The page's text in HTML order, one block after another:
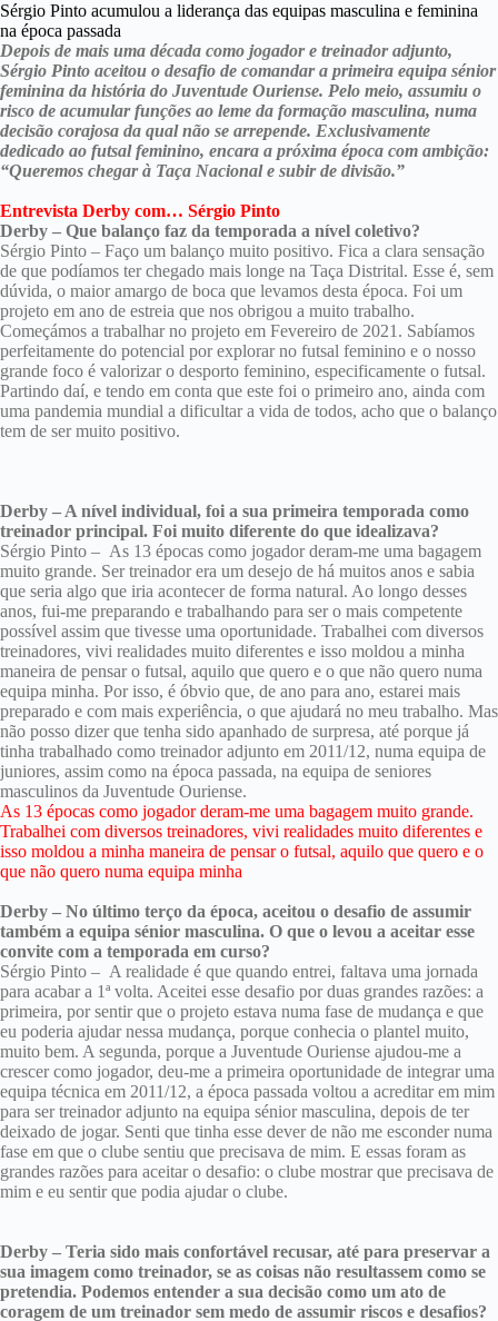
Sérgio Pinto acumulou a liderança das equipas masculina e feminina
na época passada
Depois de mais uma década como jogador e treinador adjunto,
Sérgio Pinto aceitou o desafio de comandar a primeira equipa sénior
feminina da história do Juventude Ouriense. Pelo meio, assumiu o
risco de acumular funções ao leme da formação masculina, numa
decisão corajosa da qual não se arrepende. Exclusivamente
dedicado ao futsal feminino, encara a próxima época com ambição:
“Queremos chegar à Taça Nacional e subir de divisão.”
Entrevista Derby com… Sérgio Pinto
Derby – Que balanço faz da temporada a nível coletivo?
Sérgio Pinto – Faço um balanço muito positivo. Fica a clara sensação
de que podíamos ter chegado mais longe na Taça Distrital. Esse é, sem
dúvida, o maior amargo de boca que levamos desta época. Foi um
projeto em ano de estreia que nos obrigou a muito trabalho.
Começámos a trabalhar no projeto em Fevereiro de 2021. Sabíamos
perfeitamente do potencial por explorar no futsal feminino e o nosso
grande foco é valorizar o desporto feminino, especificamente o futsal.
Partindo daí, e tendo em conta que este foi o primeiro ano, ainda com
uma pandemia mundial a dificultar a vida de todos, acho que o balanço
tem de ser muito positivo.
Derby – A nível individual, foi a sua primeira temporada como
treinador principal. Foi muito diferente do que idealizava?
Sérgio Pinto – As 13 épocas como jogador deram-me uma bagagem
muito grande. Ser treinador era um desejo de há muitos anos e sabia
que seria algo que iria acontecer de forma natural. Ao longo desses
anos, fui-me preparando e trabalhando para ser o mais competente
possível assim que tivesse uma oportunidade. Trabalhei com diversos
treinadores, vivi realidades muito diferentes e isso moldou a minha
maneira de pensar o futsal, aquilo que quero e o que não quero numa
equipa minha. Por isso, é óbvio que, de ano para ano, estarei mais
preparado e com mais experiência, o que ajudará no meu trabalho. Mas
não posso dizer que tenha sido apanhado de surpresa, até porque já
tinha trabalhado como treinador adjunto em 2011/12, numa equipa de
juniores, assim como na época passada, na equipa de seniores
masculinos da Juventude Ouriense.
As 13 épocas como jogador deram-me uma bagagem muito grande.
Trabalhei com diversos treinadores, vivi realidades muito diferentes e
isso moldou a minha maneira de pensar o futsal, aquilo que quero e o
que não quero numa equipa minha
Derby – No último terço da época, aceitou o desafio de assumir
também a equipa sénior masculina. O que o levou a aceitar esse
convite com a temporada em curso?
Sérgio Pinto – A realidade é que quando entrei, faltava uma jornada
para acabar a 1ª volta. Aceitei esse desafio por duas grandes razões: a
primeira, por sentir que o projeto estava numa fase de mudança e que
eu poderia ajudar nessa mudança, porque conhecia o plantel muito,
muito bem. A segunda, porque a Juventude Ouriense ajudou-me a
crescer como jogador, deu-me a primeira oportunidade de integrar uma
equipa técnica em 2011/12, a época passada voltou a acreditar em mim
para ser treinador adjunto na equipa sénior masculina, depois de ter
deixado de jogar. Senti que tinha esse dever de não me esconder numa
fase em que o clube sentiu que precisava de mim. E essas foram as
grandes razões para aceitar o desafio: o clube mostrar que precisava de
mim e eu sentir que podia ajudar o clube.
Derby – Teria sido mais confortável recusar, até para preservar a
sua imagem como treinador, se as coisas não resultassem como se
pretendia. Podemos entender a sua decisão como um ato de
coragem de um treinador sem medo de assumir riscos e desafios?